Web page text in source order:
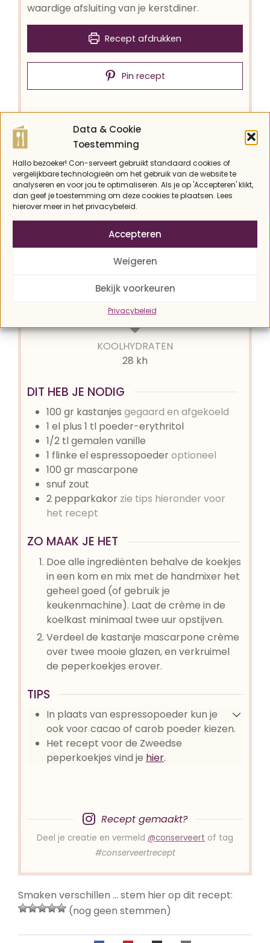
Data & Cookie
Toestemming
Hallo bezoeker! Con-serveert gebruikt standaard cookies of
vergelijkbare technologieën om het gebruik van de website te
analyseren en voor jou te optimaliseren. Als je op 'Accepteren' klikt,
dan geef je toestemming om deze cookies te plaatsen. Lees
hierover meer in het privacybeleid.
Accepteren
Weigeren
Bekijk voorkeuren
Privacybeleid
waardige afsluiting van je kerstdiner.
Recept afdrukken
Pin recept
BEREIDINGSTIJD
minuten
TOTALE TIJD
2uur
uur 10minuten
min
Nagerecht
Fusion
PORTIES
2
personen
KOOLHYDRATEN
28 kh
DIT HEB JE NODIG
100 gr kastanjes gegaard en afgekoeld
1 el plus 1 tl poeder-erythritol
1/2 tlgemalen vanille
1 flinke elespressopoederoptioneel
100 gr mascarpone
snuf zout
2 pepparkakor zie tips hieronder voor
het recept
ZO MAAK JE HET
Doe alle ingrediënten behalve de koekjes
in een kom en mix met de handmixer het
geheel goed (of gebruik je
keukenmachine). Laat de crème in de
koelkast minimaal twee uur opstijven.
Verdeel de kastanje mascarpone crème
over twee mooie glazen, en verkruimel
de peperkoekjes erover.
TIPS
In plaats van espressopoeder kun je
ook voor cacao of carob poeder kiezen.
Het recept voor de Zweedse
peperkoekjes vind je hier.
Recept gemaakt?
Deel je creatie en vermeld @conserveert of tag
#conserveertrecept
Smaken verschillen … stem hier op dit recept:
(nog geen stemmen)